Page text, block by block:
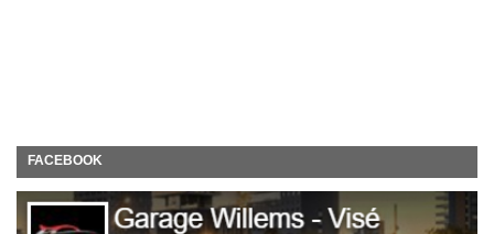
FACEBOOK